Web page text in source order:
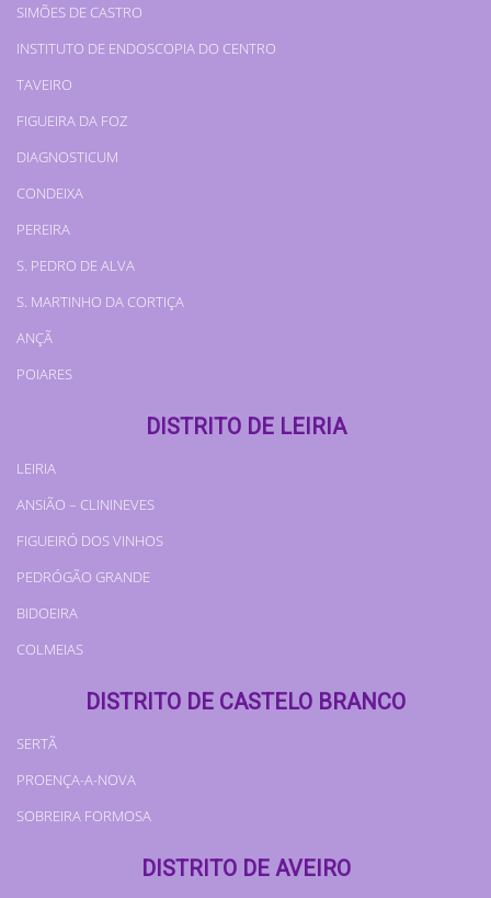
SIMÕES DE CASTRO
INSTITUTO DE ENDOSCOPIA DO CENTRO
TAVEIRO
FIGUEIRA DA FOZ
DIAGNOSTICUM
CONDEIXA
PEREIRA
S. PEDRO DE ALVA
S. MARTINHO DA CORTIÇA
ANÇÃ
POIARES
DISTRITO DE LEIRIA
LEIRIA
ANSIÃO – CLININEVES
FIGUEIRÓ DOS VINHOS
PEDRÓGÃO GRANDE
BIDOEIRA
COLMEIAS
DISTRITO DE CASTELO BRANCO
SERTÃ
PROENÇA-A-NOVA
SOBREIRA FORMOSA
DISTRITO DE AVEIRO